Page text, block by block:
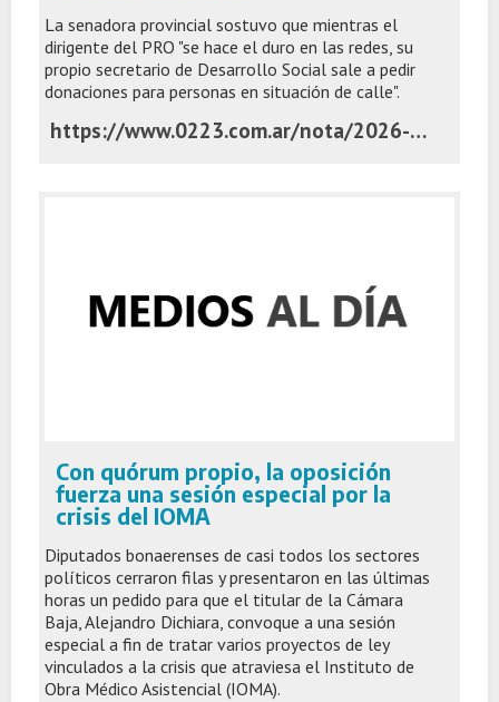
La senadora provincial sostuvo que mientras el
dirigente del PRO "se hace el duro en las redes, su
propio secretario de Desarrollo Social sale a pedir
donaciones para personas en situación de calle".
https://www.0223.com.ar/nota/2026-6-1-21-0-0-raverta-cruzo-a-montenegro-por-la-crisis-social-no-pueden-explicar-por-que-cada-vez-hay-mas-personas-viviendo-en-la-calle
Con quórum propio, la oposición
fuerza una sesión especial por la
crisis del IOMA
Diputados bonaerenses de casi todos los sectores
políticos cerraron filas y presentaron en las últimas
horas un pedido para que el titular de la Cámara
Baja, Alejandro Dichiara, convoque a una sesión
especial a fin de tratar varios proyectos de ley
vinculados a la crisis que atraviesa el Instituto de
Obra Médico Asistencial (IOMA).